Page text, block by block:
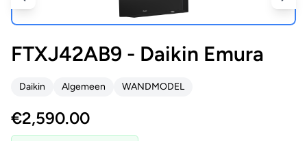
FTXJ42AB9 - Daikin Emura
Daikin Algemeen WANDMODEL
€2,590.00